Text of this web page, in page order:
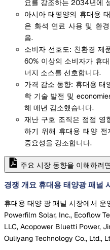
요를 강조하는 2034년에
아시아 태평양의 휴대용
은 화석 연료 사용 및 환
음.
소비자 선호도: 친환경 제
60% 이상의 소비자가 휴
너지 소스를 선호합니다.
가격 감소 동향: 휴대용 태
학 기술 발전 및
해 매년 감소했습니다.
재난 구호 조직은 점점 영
하기 위해 휴대용 태양 전
중요성을 강조합니다.
주요 시장 동향을 이해하려
경쟁 개요 휴대용 태양광 패널
휴대용 태양 광 패널 시장에서
Powerfilm Solar, Inc., Ecoflow
LLC, Acopower Bluetti Power,
Ouliyang Technology Co., Ltd.,